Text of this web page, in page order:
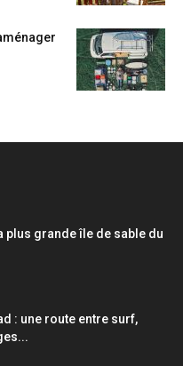
plus grande île de sable du
: une route entre surf,